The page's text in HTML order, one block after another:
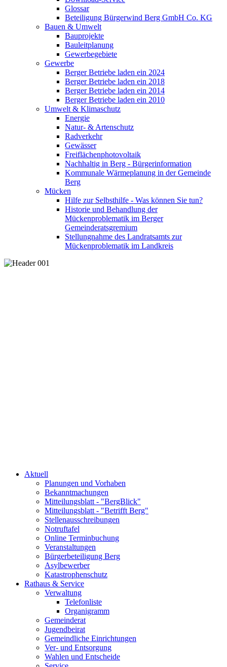
Glossar
Beteiligung Bürgerwind Berg GmbH Co. KG
Bauen & Umwelt
Bauprojekte
Bauleitplanung
Gewerbegebiete
Gewerbe
Berger Betriebe laden ein 2024
Berger Betriebe laden ein 2018
Berger Betriebe laden ein 2014
Berger Betriebe laden ein 2010
Umwelt & Klimaschutz
Energie
Natur- & Artenschutz
Radverkehr
Gewässer
Freiflächenphotovoltaik
Nachhaltig in Berg - Bürgerinformation
Kommunale Wärmeplanung in der Gemeinde
Berg
Mücken
Hilfe zur Selbsthilfe - Was können Sie tun?
Historie und Behandlung der
Mückenproblematik im Berger
Gemeinderatsgremium
Stellungnahme des Landratsamts zur
Mückenproblematik im Landkreis
Aktuell
Planungen und Vorhaben
Bekanntmachungen
Mitteilungsblatt - "BergBlick"
Mitteilungsblatt - "Betrifft Berg"
Stellenausschreibungen
Notruftafel
Online Terminbuchung
Veranstaltungen
Bürgerbeteiligung Berg
Asylbewerber
Katastrophenschutz
Rathaus & Service
Verwaltung
Telefonliste
Organigramm
Gemeinderat
Jugendbeirat
Gemeindliche Einrichtungen
Ver- und Entsorgung
Wahlen und Entscheide